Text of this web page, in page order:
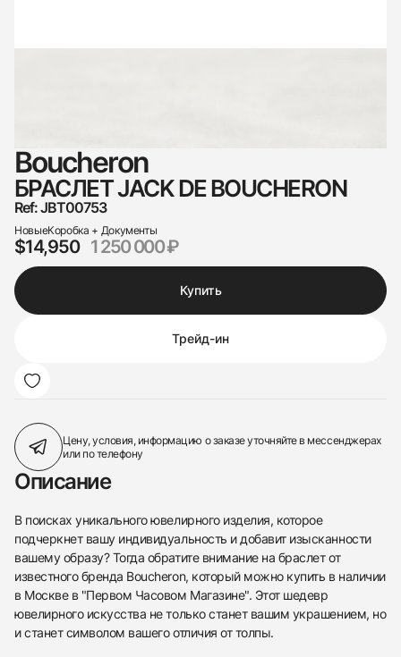
Boucheron
БРАСЛЕТ JACK DE BOUCHERON
Ref: JBT00753
НовыеКоробка + Документы
$14,950 1 250 000 ₽
Купить
Трейд-ин
Цену, условия, информацию о заказеуточняйте в мессенджерах
или по телефону
Описание
В поисках уникального ювелирного изделия, которое
подчеркнет вашу индивидуальность и добавит изысканности
вашему образу? Тогда обратите внимание на браслет от
известного бренда Boucheron, который можно купить в наличии
в Москве в "Первом Часовом Магазине". Этот шедевр
ювелирного искусства не только станет вашим украшением, но
и станет символом вашего отличия от толпы.